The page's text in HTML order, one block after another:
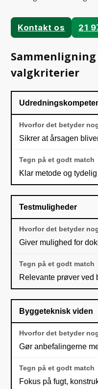
Kontakt os 21
valgkriterier
Sikrer at årsagen
Klar metode og
Testmuligheder
Giver mulighed for
Relevante prøver ved
Byggeteknisk viden
Gør anbefalingerne
Fokus på fugt,